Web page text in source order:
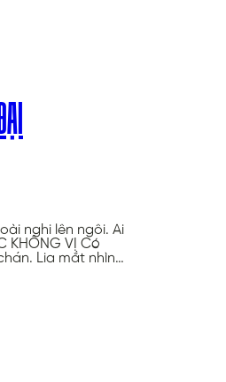
nghi lên ngôi. Ai
KHÔNG VỊ Có
Lia mắt nhìn…